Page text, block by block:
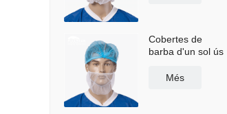
Cobertes de
barba d'un sol ús
Més